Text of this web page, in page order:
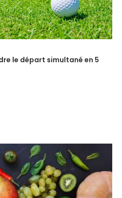
le départ simultané en 5